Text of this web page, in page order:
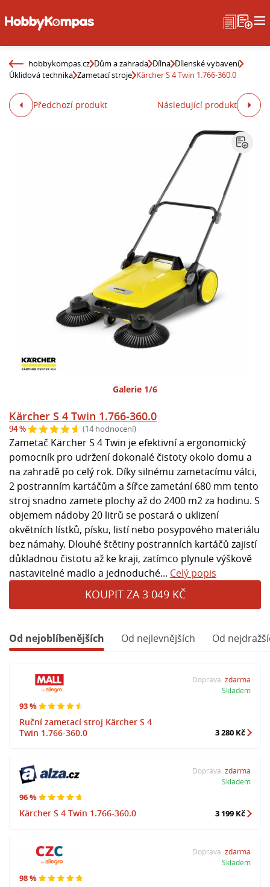
hobbykompas.cz Dům a zahrada Dílna Dílenské vybavení
Úklidová technika Zametací stroje Kärcher S 4 Twin 1.766-360.0
Předchozí produkt Následující produkt
Galerie 1/6
Kärcher S 4 Twin 1.766-360.0
94 % (14 hodnocení)
Zametač Kärcher S 4 Twin je efektivní a ergonomický
pomocník pro udržení dokonalé čistoty okolo domu a
na zahradě po celý rok. Díky silnému zametacímu válci,
2 postranním kartáčům a šířce zametání 680 mm tento
stroj snadno zamete plochy až do 2400 m2 za hodinu. S
objemem nádoby 20 litrů se postará o uklizení
okvětních lístků, písku, listí nebo posypového materiálu
bez námahy. Dlouhé štětiny postranních kartáčů zajistí
důkladnou čistotu až ke kraji, zatímco plynule výškově
nastavitelné madlo a jednoduché... Celý popis
KOUPIT ZA 3 049 KČ
Od nejoblíbenějších Od nejlevnějších Od
93 %
Ruční zametací stroj Kärcher S 4
Twin 1.766-360.0
Doprava: zdarma
Skladem
3 280 Kč
96 %
Kärcher S 4 Twin 1.766-360.0
Doprava: zdarma
Skladem
3 199 Kč
98 %
Doprava: zdarma
Skladem